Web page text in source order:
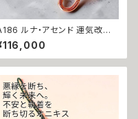
ルナ・アセンド 運気改善
遠の幸運を結ぶ フルムーン魔
開運 インフィニティ ダイヤモ
ド 0.01ct K10 ネックレス 魔
願い 叶う 恋愛運 縁結び 限定
無限 ジュエリー ペンダント パ
ワーストーン